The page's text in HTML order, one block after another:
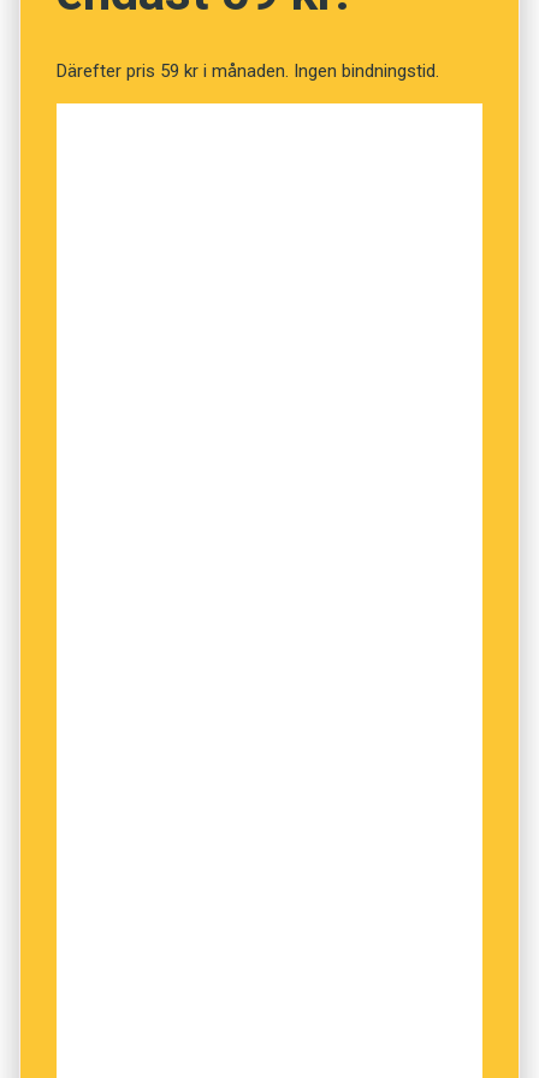
Därefter pris 59 kr i månaden. Ingen bindningstid.